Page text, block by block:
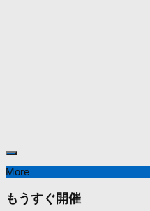
More
もうすぐ開催